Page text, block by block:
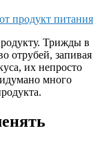
продукт питания
Трижды в
отрубей, запивая
их непросто
много